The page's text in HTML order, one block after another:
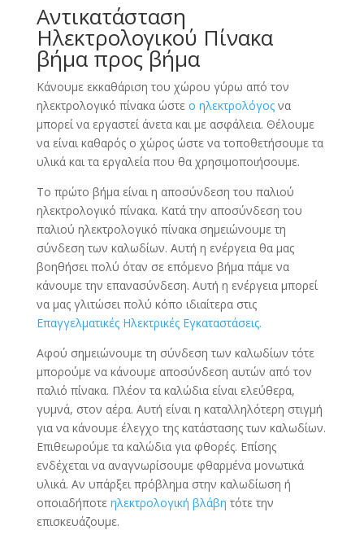
Αντικατάσταση
Ηλεκτρολογικού Πίνακα
βήμα προς βήμα
Κάνουμε εκκαθάριση του χώρου γύρω από τον
ηλεκτρολογικό πίνακα ώστε ο ηλεκτρολόγοςνα
μπορεί να εργαστεί άνετα και με ασφάλεια. Θέλουμε
να είναι καθαρός ο χώρος ώστε να τοποθετήσουμε τα
υλικά και τα εργαλεία που θα χρησιμοποιήσουμε.
Το πρώτο βήμα είναι η αποσύνδεση του παλιού
ηλεκτρολογικό πίνακα. Κατά την αποσύνδεση του
παλιού ηλεκτρολογικό πίνακα σημειώνουμε τη
σύνδεση των καλωδίων. Αυτή η ενέργεια θα μας
βοηθήσει πολύ όταν σε επόμενο βήμα πάμε να
κάνουμε την επανασύνδεση. Αυτή η ενέργεια μπορεί
να μας γλιτώσει πολύ κόπο ιδιαίτερα στις
Επαγγελματικές Ηλεκτρικές Εγκαταστάσεις.
Αφού σημειώνουμε τη σύνδεση των καλωδίων τότε
μπορούμε να κάνουμε αποσύνδεση αυτών από τον
παλιό πίνακα. Πλέον τα καλώδια είναι ελεύθερα,
γυμνά, στον αέρα. Αυτή είναι η καταλληλότερη στιγμή
για να κάνουμε έλεγχο της κατάστασης των καλωδίων.
Επιθεωρούμε τα καλώδια για φθορές. Επίσης
ενδέχεται να αναγνωρίσουμε φθαρμένα μονωτικά
υλικά. Αν υπάρξει πρόβλημα στην καλωδίωση ή
οποιαδήποτε ηλεκτρολογική βλάβη τότε την
επισκευάζουμε.